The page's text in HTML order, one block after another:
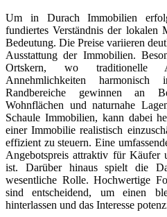
Um in Durach Immobilien
fundiertes Verständnis der lokalen
Bedeutung. Die Preise variieren
Ausstattung der Immobilien.
Ortskern, wo traditionelle
Annehmlichkeiten harmonisch
Randbereiche gewinnen an
Wohnflächen und naturnahe
Schaule Immobilien, kann dabei
einer Immobilie realistisch
effizient zu steuern. Eine
Angebotspreis attraktiv für
ist. Darüber hinaus spielt die
wesentliche Rolle. Hochwertige
sind entscheidend, um einen
hinterlassen und das Interesse